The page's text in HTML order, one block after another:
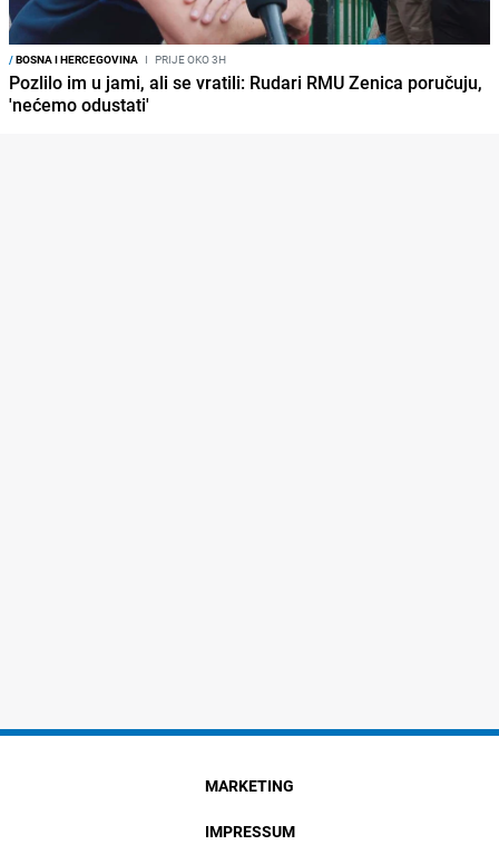
/BOSNA I HERCEGOVINA I PRIJE OKO 3H
Pozlilo im u jami, ali se vratili: Rudari RMU Zenica poručuju,
'nećemo odustati'
MARKETING
IMPRESSUM